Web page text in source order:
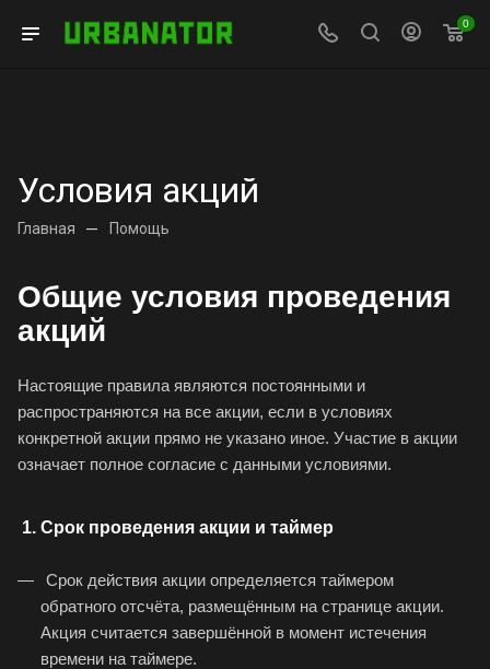
0
Условия акций
Главная — Помощь
Общие условия проведения
акций
Настоящие правила являются постоянными и
распространяются на все акции, если в условиях
конкретной акции прямо не указано иное. Участие в акции
означает полное согласие с данными условиями.
1. Срок проведения акции и таймер
Срок действия акции определяется таймером
обратного отсчёта, размещённым на странице акции.
Акция считается завершённой в момент истечения
времени на таймере.